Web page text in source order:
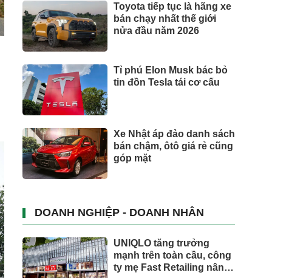
Toyota tiếp tục là hãng xe
bán chạy nhất thế giới
nửa đầu năm 2026
Tỉ phú Elon Musk bác bỏ
tin đồn Tesla tái cơ cấu
Xe Nhật áp đảo danh sách
bán chậm, ôtô giá rẻ cũng
góp mặt
DOANH NGHIỆP - DOANH NHÂN
UNIQLO tăng trưởng
mạnh trên toàn cầu, công
ty mẹ Fast Retailing nâng